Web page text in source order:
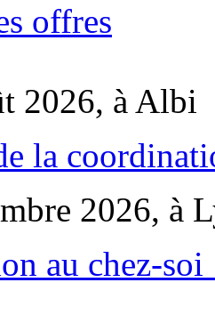
offres
2026, à Albi
la
2026, à
au chez-